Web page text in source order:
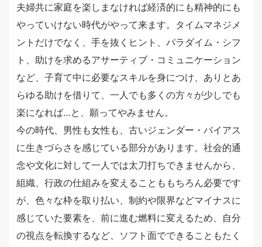
夫婦共に家庭を楽しまなければ経済的にも精神的にも
やっていけない時代がやって来ます。タイムマネジメ
ントだけでなく、手を抜くヒント、パラダイム・シフ
ト、助けを求めるアサーティブ・コミュニケーション
など、子育て中に必要なスキルを身につけ、ありとあ
らゆる助けを借りて、一人でも多くの方々が少しでも
楽になれば…と、願ってやみません。
今の時代、男性も女性も、古いジェンダー・バイアス
に生きづらさを感じている部分があります。社会的通
念や文化に対して一人では太刀打ちできませんから、
組織、行政の仕組みを変えることももちろん必要です
が、色々な枠を取り払い、制約や限界などマイナスに
感じていた要素を、前に進む燃料に変えるため、自分
の視点を転換するなど、ソフト面でできることもたく